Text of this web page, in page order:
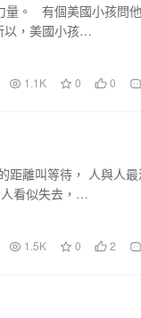
量。 有個美國小孩問他
以，美國小孩…
1.1K 0 0
距離叫等待， 人與人最
看似失去，…
1.5K 0 2